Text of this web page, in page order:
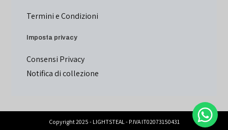
Termini e Condizioni
Imposta privacy
Consensi Privacy
Notifica di collezione
Copyright 2025 - LIGHTSTEAL - P.IVA IT02073150431